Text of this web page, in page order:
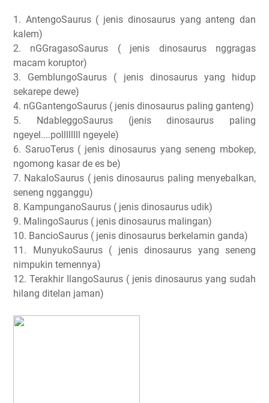
1. AntengoSaurus ( jenis dinosaurus yang anteng dan
kalem)
2. nGGragasoSaurus ( jenis dinosaurus nggragas
macam koruptor)
3. GemblungoSaurus ( jenis dinosaurus yang hidup
sekarepe dewe)
4. nGGantengoSaurus ( jenis dinosaurus paling ganteng)
5. NdableggoSaurus (jenis dinosaurus paling
ngeyel....pollllllll ngeyele)
6. SaruoTerus ( jenis dinosaurus yang seneng mbokep,
ngomong kasar de es be)
7. NakaloSaurus ( jenis dinosaurus paling menyebalkan,
seneng ngganggu)
8. KampunganoSaurus ( jenis dinosaurus udik)
9. MalingoSaurus ( jenis dinosaurus malingan)
10. BancioSaurus ( jenis dinosaurus berkelamin ganda)
11. MunyukoSaurus ( jenis dinosaurus yang seneng
nimpukin temennya)
12. Terakhir IlangoSaurus ( jenis dinosaurus yang sudah
hilang ditelan jaman)